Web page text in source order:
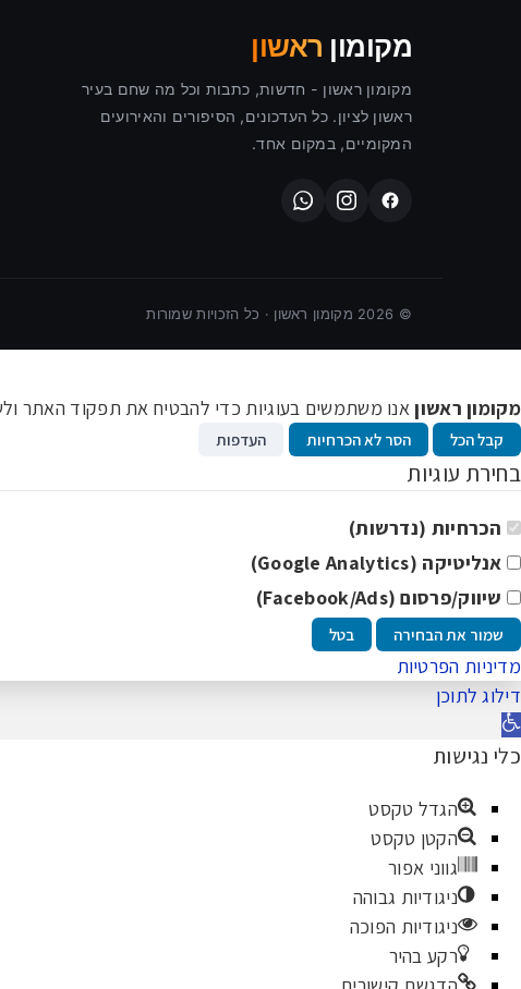
מקומון ראשון
מקומון ראשון - חדשות, כתבות וכל מה שחם בעיר
ראשון לציון. כל העדכונים, הסיפורים והאירועים
המקומיים, במקום אחד.
©
2026 מקומון ראשון · כל הזכויות שמורות
מקומון ראשוןאנו משתמשים בעוגיות כדי להבטיח את תפקוד האתר
קבל הכל הסר לא הכרחיות העדפות
בחירת עוגיות
הכרחיות (נדרשות)
אנליטיקה (Google Analytics)
שיווק/פרסום (Facebook/Ads)
שמור את הבחירה בטל
מדיניות הפרטיות
דילוג לתוכן
פתח
סרגל
כלי נגישות
הגדל טקסט
הקטן טקסט
גווני אפור
ניגודיות גבוהה
ניגודיות הפוכה
רקע בהיר